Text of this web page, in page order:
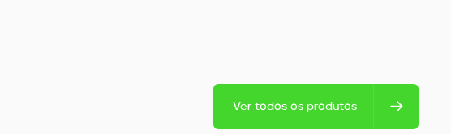
Ver todos os produtos